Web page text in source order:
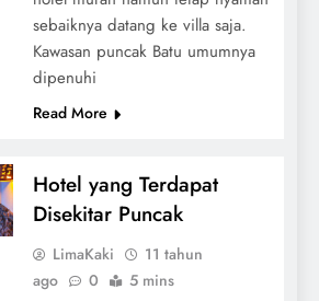
sebaiknya datang ke villa saja.
Kawasan puncak Batu umumnya
dipenuhi
Read More
Hotel yang Terdapat
Disekitar Puncak
LimaKaki
11 tahun
ago
0 5 mins